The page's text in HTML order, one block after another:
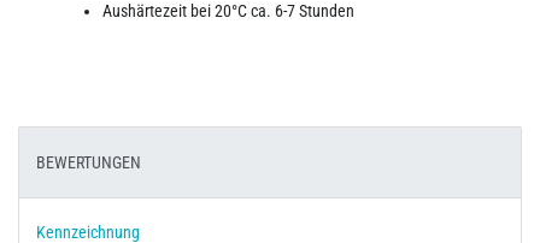
Aushärtezeit bei 20°C ca. 6-7 Stunden
BEWERTUNGEN
Kennzeichnung